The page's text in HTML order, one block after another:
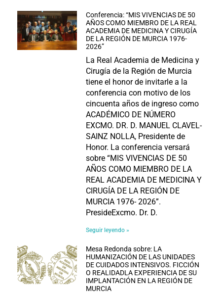
Conferencia: “MIS VIVENCIAS DE 50
AÑOS COMO MIEMBRO DE LA REAL
ACADEMIA DE MEDICINA Y CIRUGÍA
DE LA REGIÓN DE MURCIA 1976-
2026”
La Real Academia de Medicina y
Cirugía de la Región de Murcia
tiene el honor de invitarle a la
conferencia con motivo de los
cincuenta años de ingreso como
ACADÉMICO DE NÚMERO
EXCMO. DR. D. MANUEL CLAVEL-
SAINZ NOLLA, Presidente de
Honor. La conferencia versará
sobre “MIS VIVENCIAS DE 50
AÑOS COMO MIEMBRO DE LA
REAL ACADEMIA DE MEDICINA Y
CIRUGÍA DE LA REGIÓN DE
MURCIA 1976- 2026”.
PresideExcmo. Dr. D.
Seguir leyendo »
Mesa Redonda sobre: LA
HUMANIZACIÓN DE LAS UNIDADES
DE CUIDADOS INTENSIVOS. FICCIÓN
O REALIDADLA EXPERIENCIA DE SU
IMPLANTACIÓN EN LA REGIÓN DE
MURCIA